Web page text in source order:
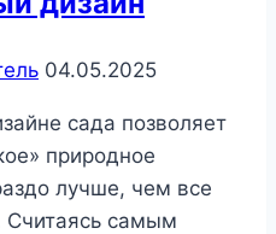
04.05.2025
сада позволяет
природное
лучше, чем все
Считаясь самым